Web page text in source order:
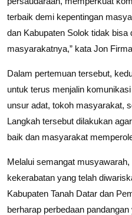
terbaik demi kepentingan
dan Kabupaten Solok tidak bisa
masyarakatnya,” kata Jon
Dalam pertemuan tersebut,
untuk terus menjalin
unsur adat, tokoh masyarakat,
Langkah tersebut dilakukan
baik dan masyarakat
Melalui semangat
kekerabatan yang telah
Kabupaten Tanah Datar dan
berharap perbedaan